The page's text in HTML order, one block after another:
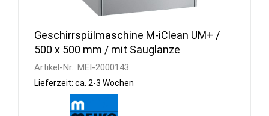
Geschirrspülmaschine M-iClean UM+ /
500 x 500 mm / mit Sauglanze
Artikel-Nr.: MEI-2000143
Lieferzeit: ca. 2-3 Wochen